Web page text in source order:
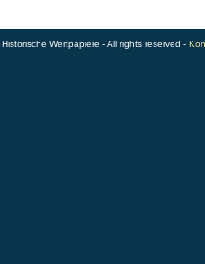
Wertpapiere - All rights reserved -